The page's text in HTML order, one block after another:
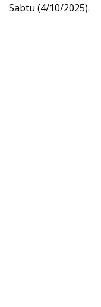
Sabtu (4/10/2025).